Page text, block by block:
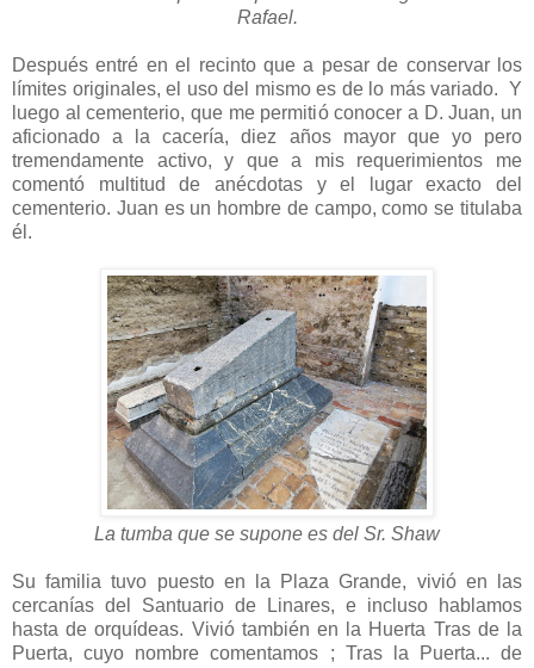
Rafael.
Después entré en el recinto que a pesar de conservar los
límites originales, el uso del mismo es de lo más variado. Y
luego al cementerio, que me permitió conocer a D. Juan, un
aficionado a la cacería, diez años mayor que yo pero
tremendamente activo, y que a mis requerimientos me
comentó multitud de anécdotas y el lugar exacto del
cementerio. Juan es un hombre de campo, como se titulaba
él.
La tumba que se supone es del Sr. Shaw
Su familia tuvo puesto en la Plaza Grande, vivió en las
cercanías del Santuario de Linares, e incluso hablamos
hasta de orquídeas. Vivió también en la Huerta Tras de la
Puerta, cuyo nombre comentamos ; Tras la Puerta... de